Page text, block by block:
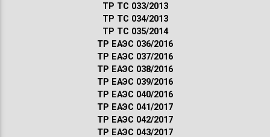
ТР ТС 033/2013
ТР ТС 034/2013
ТР ТС 035/2014
ТР ЕАЭС 036/2016
ТР ЕАЭС 037/2016
ТР ЕАЭС 038/2016
ТР ЕАЭС 039/2016
ТР ЕАЭС 040/2016
ТР ЕАЭС 041/2017
ТР ЕАЭС 042/2017
ТР ЕАЭС 043/2017